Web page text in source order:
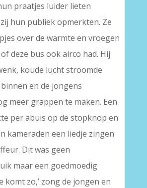
praatjes luider lieten
hun publiek opmerkten. Ze
over de warmte en vroegen
deze bus ook airco had. Hij
koude lucht stroomde
en de jongens
meer grappen te maken. Een
per abuis op de stopknop en
kameraden een liedje zingen
Dit was geen
maar een goedmoedig
komt zo,’ zong de jongen en